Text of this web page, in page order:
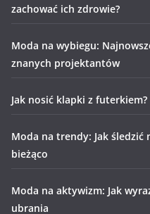
zachować ich zdrowie?
Moda na wybiegu:
znanych projektantów
Jak nosić klapki z futerkiem?
Moda na trendy: Jak śledzić
bieżąco
Moda na aktywizm: Jak
ubrania